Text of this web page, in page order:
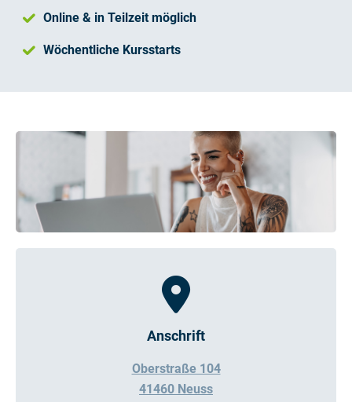
Online & in Teilzeit möglich
Wöchentliche Kursstarts
Anschrift
Oberstraße 104
41460 Neuss